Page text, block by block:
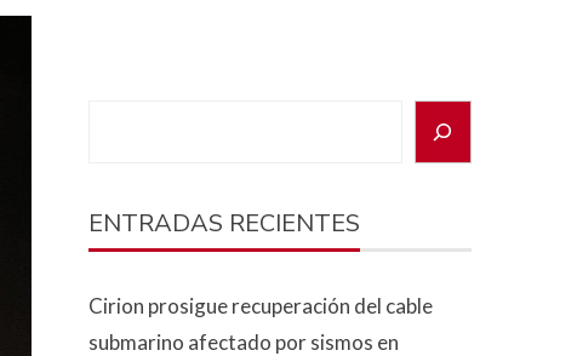
ENTRADAS RECIENTES
Cirion prosigue recuperación del cable
submarino afectado por sismos en